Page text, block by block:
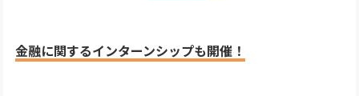
金融に関するインターンシップも開催！